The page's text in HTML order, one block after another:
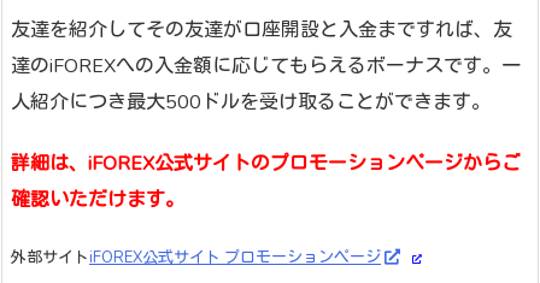
友達を紹介してその友達が口座開設と入金まですれば、友
達のiFOREXへの入金額に応じてもらえるボーナスです。一
人紹介につき最大500ドルを受け取ることができます。
詳細は、iFOREX公式サイトのプロモーションページからご
確認いただけます。
外部サイトiFOREX公式サイト プロモーションページ